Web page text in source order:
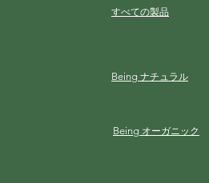
すべての製品
Being ナチュラル
Being オーガニック